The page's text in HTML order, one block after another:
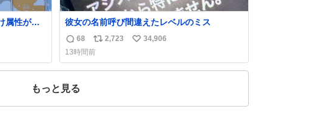
属性が名
彼女の名前呼び間違えたレベルのミス
返
信
数
68
リ
ポ
ス
2,723
い
ね
34,906
13時間前
もっと見る